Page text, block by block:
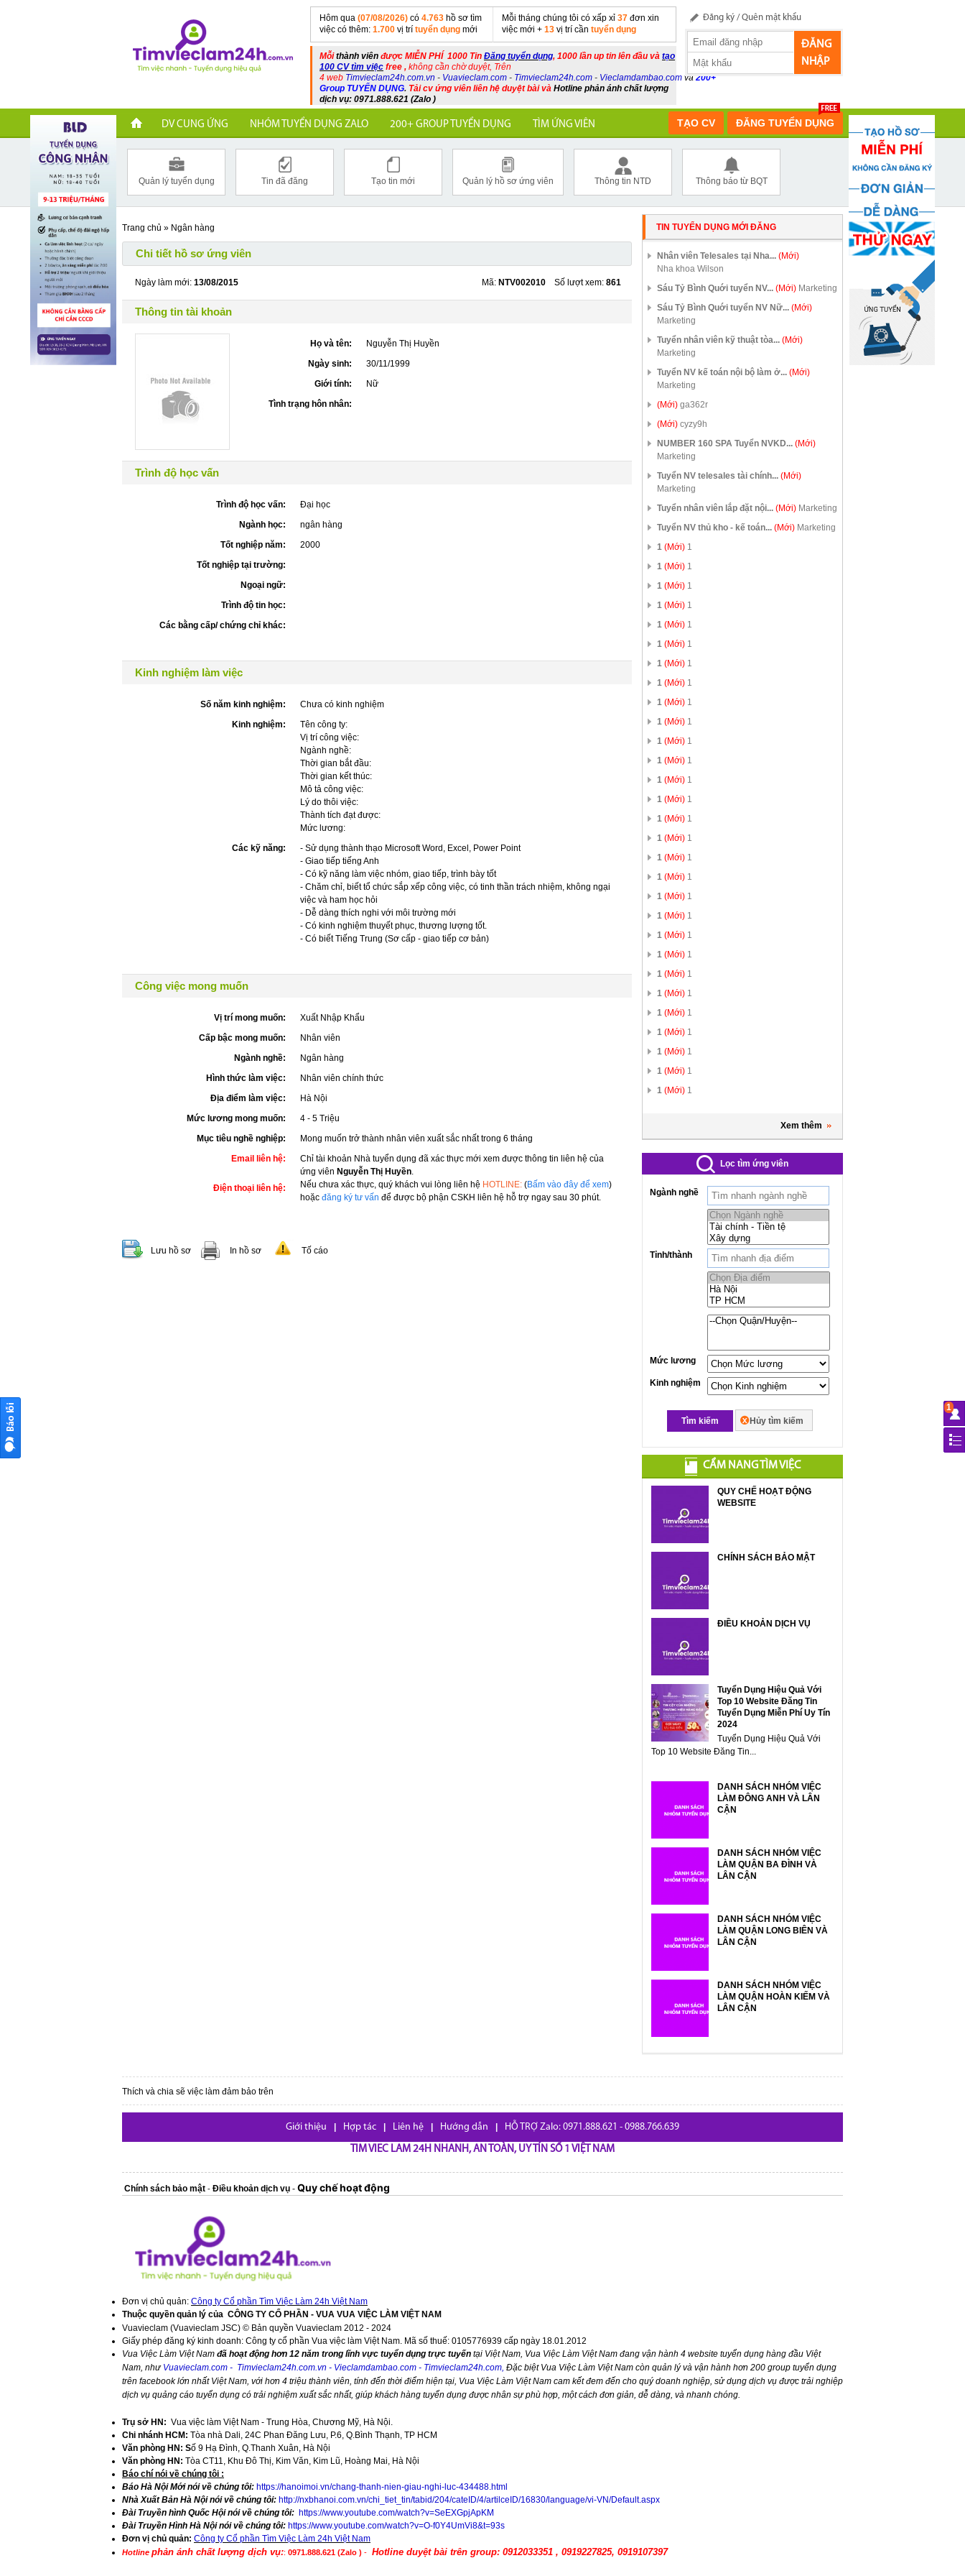
Hôm qua (07/08/2026) có 4.763 hồ sơ tìm
việc có thêm: 1.700 vị trí tuyển dụng mới
Mỗi tháng chúng tôi có xấp xỉ 37 đơn xin
việc mới + 13 vị trí cần tuyển dụng
Mỗithành viên được MIỄN PHÍ 1000 Tin Đăng tuyển dụng, 1000 lần up tin lên đầu và tạo
100 CV tìm việc free , không cần chờ duyệt, Trên
4 web Timvieclam24h.com.vn - Vuavieclam.com - Timvieclam24h.com - Vieclamdambao.com và 200+
Group TUYỂN DỤNG. Tải cv ứng viên liên hệ duyệt bài và Hotline phản ánh chất lượng
dịch vụ: 0971.888.621 (Zalo )
Đăng ký /Quên mật khẩu
ĐĂNG
NHẬP
DV CUNG ỨNG NHÓM TUYỂN DỤNG ZALO 200+ GROUP TUYỂN DỤNG TÌM ỨNG VIÊN ĐĂNG TUYỂN DỤNG
TẠO CV
Quản lý tuyển dụng Tin đã đăng Tạo tin mới Quản lý hồ sơ ứng viên Thông tin NTD Thông báo từ BQT
Trang chủ » Ngân hàng
Chi tiết hồ sơ ứng viên
Ngày làm mới: 13/08/2015 Mã: NTV002010 Số lượt xem: 861
Thông tin tài khoản
Họ và tên:
Nguyễn Thị Huyền
Ngày sinh:
30/11/1999
Giới tính:
Nữ
Tình trạng hôn nhân:
Trình độ học vấn
Trình độ học vấn:
Đại học
Ngành học:
ngân hàng
Tốt nghiệp năm:
2000
Tốt nghiệp tại trường:
Ngoại ngữ:
Trình độ tin học:
Các bằng cấp/ chứng chỉ khác:
Kinh nghiệm làm việc
Số năm kinh nghiệm:
Chưa có kinh nghiệm
Kinh nghiệm:
Tên công ty:
Vị trí công việc:
Ngành nghề:
Thời gian bắt đầu:
Thời gian kết thúc:
Mô tả công việc:
Lý do thôi việc:
Thành tích đạt được:
Mức lương:
Các kỹ năng:
- Sử dụng thành thạo Microsoft Word, Excel, Power Point
- Giao tiếp tiếng Anh
- Có kỹ năng làm việc nhóm, giao tiếp, trình bày tốt
- Chăm chỉ, biết tổ chức sắp xếp công việc, có tinh thần trách nhiệm, không ngại
việc và ham học hỏi
- Dễ dàng thích nghi với môi trường mới
- Có kinh nghiệm thuyết phục, thương lượng tốt.
- Có biết Tiếng Trung (Sơ cấp - giao tiếp cơ bản)
Công việc mong muốn
Vị trí mong muốn:
Xuất Nhập Khẩu
Cấp bậc mong muốn:
Nhân viên
Ngành nghề:
Ngân hàng
Hình thức làm việc:
Nhân viên chính thức
Địa điểm làm việc:
Hà Nội
Mức lương mong muốn:
4 - 5 Triệu
Mục tiêu nghề nghiệp:
Mong muốn trở thành nhân viên xuất sắc nhất trong 6 tháng
Email liên hệ:
Chỉ tài khoản Nhà tuyển dụng đã xác thực mới xem được thông tin liên hệ của
ứng viên Nguyễn Thị Huyền.
Nếu chưa xác thực, quý khách vui lòng liên hệ HOTLINE: (Bấm vào đây để xem)
hoặc đăng ký tư vấn để được bộ phận CSKH liên hệ hỗ trợ ngay sau 30 phút.
Điện thoại liên hệ:
Lưu hồ sơ In hồ sơ Tố cáo
TIN TUYỂN DỤNG MỚI ĐĂNG
Nhân viên Telesales tại Nha... (Mới)
Nha khoa Wilson
Sáu Tỷ Bình Quới tuyển NV... (Mới) Marketing
Sáu Tỷ Bình Quới tuyển NV Nữ... (Mới)
Marketing
Tuyển nhân viên kỹ thuật tòa... (Mới)
Marketing
Tuyển NV kế toán nội bộ làm ở... (Mới)
Marketing
(Mới) ga362r
(Mới) cyzy9h
NUMBER 160 SPA Tuyển NVKD... (Mới)
Marketing
Tuyển NV telesales tài chính... (Mới)
Marketing
Tuyển nhân viên lắp đặt nội... (Mới) Marketing
Tuyển NV thủ kho - kế toán... (Mới) Marketing
1 (Mới) 1
1 (Mới) 1
1 (Mới) 1
1 (Mới) 1
1 (Mới) 1
1 (Mới) 1
1 (Mới) 1
1 (Mới) 1
1 (Mới) 1
1 (Mới) 1
1 (Mới) 1
1 (Mới) 1
1 (Mới) 1
1 (Mới) 1
1 (Mới) 1
1 (Mới) 1
1 (Mới) 1
1 (Mới) 1
1 (Mới) 1
1 (Mới) 1
1 (Mới) 1
1 (Mới) 1
1 (Mới) 1
1 (Mới) 1
1 (Mới) 1
1 (Mới) 1
1 (Mới) 1
1 (Mới) 1
1 (Mới) 1
Xem thêm
Lọc tìm ứng viên
Ngành nghề
Tỉnh/thành
Mức lương
Kinh nghiệm
Tìm kiếm Hủy tìm kiếm
CẨM NANG TÌM VIỆC
QUY CHẾ HOẠT ĐỘNG
WEBSITE
CHÍNH SÁCH BẢO MẬT
ĐIỀU KHOẢN DỊCH VỤ
Tuyển Dụng Hiệu Quả Với
Top 10 Website Đăng Tin
Tuyển Dụng Miễn Phí Uy Tín
2024
Tuyển Dụng Hiệu Quả Với
Top 10 Website Đăng Tin...
DANH SÁCH NHÓM VIỆC
LÀM ĐÔNG ANH VÀ LÂN
CẬN
DANH SÁCH NHÓM VIỆC
LÀM QUẬN BA ĐÌNH VÀ
LÂN CẬN
DANH SÁCH NHÓM VIỆC
LÀM QUẬN LONG BIÊN VÀ
LÂN CẬN
DANH SÁCH NHÓM VIỆC
LÀM QUẬN HOÀN KIẾM VÀ
LÂN CẬN
Thích và chia sẽ việc làm đảm bảo trên
Giới thiệu Hợp tác Liên hệ Hướng dẫn HỖ TRỢ Zalo: 0971.888.621 - 0988.766.639
TIM VIEC LAM 24H NHANH, AN TOÀN, UY TÍN SỐ 1 VIỆT NAM
Chính sách bảo mật - Điều khoản dịch vụ - Quy chế hoạt động
Đơn vị chủ quản: Công ty Cổ phần Tìm Việc Làm 24h Việt Nam
Thuộc quyền quản lý của CÔNG TY CỔ PHẦN - VUA VUA VIỆC LÀM VIỆT NAM
Vuavieclam (Vuavieclam JSC) © Bản quyền Vuavieclam 2012 - 2024
Giấy phép đăng ký kinh doanh: Công ty cổ phần Vua việc làm Việt Nam. Mã số thuế: 0105776939 cấp ngày 18.01.2012
Vua Việc Làm Việt Nam đã hoạt động hơn 12 năm trong lĩnh vực tuyển dụng trực tuyến tại Việt Nam, Vua Việc Làm Việt Nam đang vận hành 4 website tuyển dụng hàng đầu Việt
Nam, như Vuavieclam.com - Timvieclam24h.com.vn - Vieclamdambao.com - Timvieclam24h.com, Đặc biệt Vua Việc Làm Việt Nam còn quản lý và vận hành hơn 200 group tuyển dụng
trên facebook lớn nhất Việt Nam, với hơn 4 triệu thành viên, tính đến thời điểm hiện tại, Vua Việc Làm Việt Nam cam kết đem đến cho quý doanh nghiệp, sử dụng dịch vụ được trải nghiệp
dịch vụ quảng cáo tuyển dụng có trải nghiệm xuất sắc nhất, giúp khách hàng tuyển dụng được nhân sự phù hợp, một cách đơn giản, dễ dàng, và nhanh chóng.
Trụ sở HN: Vua việc làm Việt Nam - Trung Hòa, Chương Mỹ, Hà Nội.
Chi nhánh HCM: Tòa nhà Dali, 24C Phan Đăng Lưu, P.6, Q.Bình Thạnh, TP HCM
Văn phòng HN: Số 9 Hạ Đình, Q.Thanh Xuân, Hà Nội
Văn phòng HN: Tòa CT11, Khu Đô Thị, Kim Văn, Kim Lũ, Hoàng Mai, Hà Nội
​Báo chí nói về chúng tôi :
Báo Hà Nội Mới nói về chúng tôi: https://hanoimoi.vn/chang-thanh-nien-giau-nghi-luc-434488.html
Nhà Xuất Bản Hà Nội nói về chúng tôi: http://nxbhanoi.com.vn/chi_tiet_tin/tabid/204/cateID/4/artilceID/16830/language/vi-VN/Default.aspx
Đài Truyền hình Quốc Hội nói về chúng tôi: https://www.youtube.com/watch?v=SeEXGpjApKM
Đài Truyền Hình Hà Nội nói về chúng tôi: https://www.youtube.com/watch?v=O-f0Y4UmVi8&t=93s
Đơn vị chủ quản: Công ty Cổ phần Tìm Việc Làm 24h Việt Nam
Hotline phản ánh chất lượng dịch vụ:: 0971.888.621 (Zalo ) - Hotline duyệt bài trên group: 0912033351 , 0919227825, 0919107397
1